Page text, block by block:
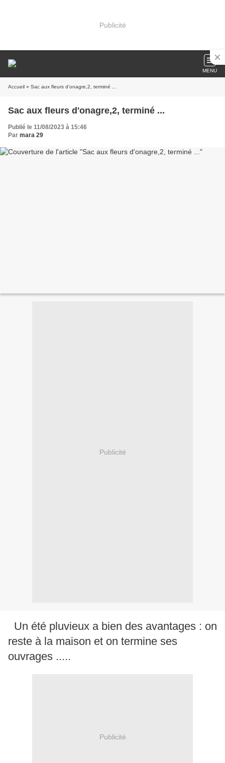
Publicité
MENU
Accueil » Sac aux fleurs d'onagre,2, terminé ...
Sac aux fleurs d'onagre,2, terminé ...
Publié le 11/08/2023 à 15:46
Par mara 29
Publicité
Un été pluvieux a bien des avantages : on
reste à la maison et on termine ses
ouvrages .....
Publicité